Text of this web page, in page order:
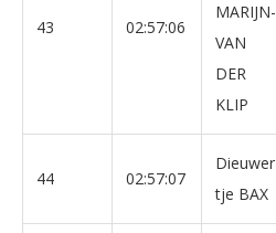
43 02:57:06
MARIJN-
VAN
DER
KLIP
44 02:57:07
Dieuwer
tje BAX